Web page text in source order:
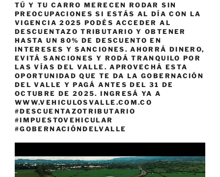
TÚ Y TU CARRO MERECEN RODAR SIN
PREOCUPACIONES SI ESTÁS AL DÍA CON LA
VIGENCIA 2025 PODÉS ACCEDER AL
DESCUENTAZO TRIBUTARIO Y OBTENER
HASTA UN 80% DE DESCUENTO EN
INTERESES Y SANCIONES. AHORRÁ DINERO,
EVITÁ SANCIONES Y RODÁ TRANQUILO POR
LAS VÍAS DEL VALLE. APROVECHÁ ESTA
OPORTUNIDAD QUE TE DA LA GOBERNACIÓN
DEL VALLE Y PAGÁ ANTES DEL 31 DE
OCTUBRE DE 2025. INGRESÁ YA A
WWW.VEHICULOSVALLE.COM.CO
#DESCUENTAZOTRIBUTARIO
#IMPUESTOVEHICULAR
#GOBERNACIÓNDELVALLE
de
vídeo